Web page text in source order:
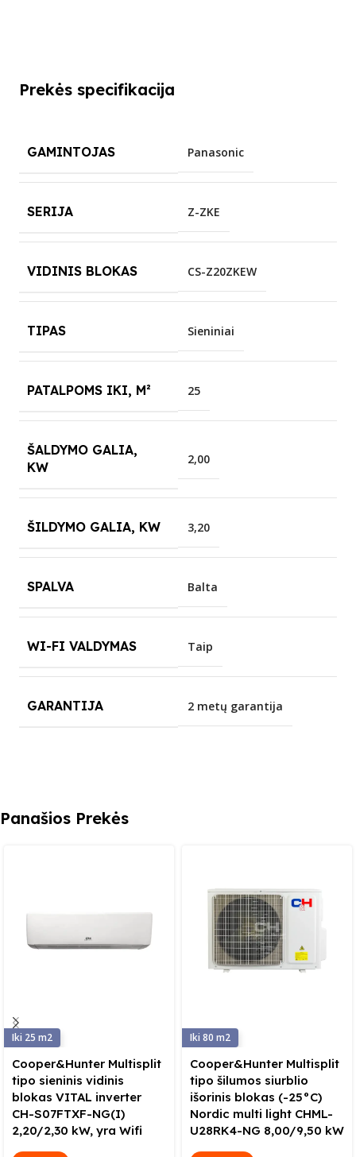
Prekės specifikacija
GAMINTOJAS Panasonic
SERIJA Z-ZKE
VIDINIS BLOKAS CS-Z20ZKEW
TIPAS Sieniniai
PATALPOMS IKI, M² 25
ŠALDYMO GALIA,
KW
2,00
ŠILDYMO GALIA, KW 3,20
SPALVA Balta
WI-FI VALDYMAS Taip
GARANTIJA 2 metų garantija
Panašios Prekės
25
Cooper&Hunter Multisplit
tipo sieninis vidinis
blokas VITAL inverter
CH-S07FTXF-NG(I)
2,20/2,30 kW, yra Wifi
80
Cooper&Hunter Multisplit
tipo šilumos siurblio
išorinis blokas (-25°C)
Nordic multi light CHML-
U28RK4-NG 8,00/9,50 kW